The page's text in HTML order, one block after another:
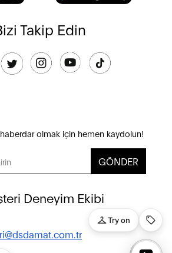
Takip Edin
olmak için hemen kaydolun!
GÖNDER
Deneyim Ekibi